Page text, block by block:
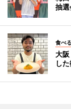
抽選
食べる
大
し